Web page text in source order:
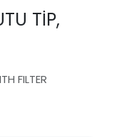
TİP,
FILTER